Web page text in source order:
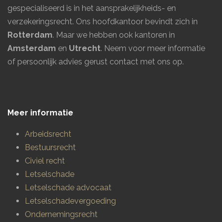
gespecialiseerd is in het aansprakelijkheids- en
verzekeringsrecht. Ons hoofdkantoor bevindt zich in
Rotterdam. Maar we hebben ook kantoren in
Amsterdam en Utrecht. Neem voor meer informatie
of persoonlijk advies gerust contact met ons op.
Meer informatie
Arbeidsrecht
Bestuursrecht
Civiel recht
Letselschade
Letselschade advocaat
Letselschadevergoeding
Ondernemingsrecht